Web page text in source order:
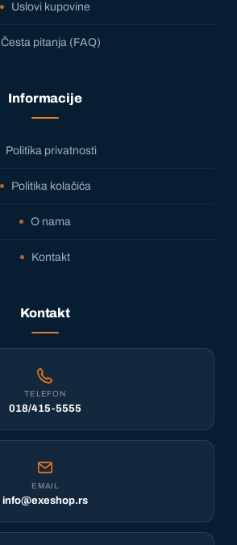
Uslovi kupovine
Česta pitanja (FAQ)
Informacije
Politika privatnosti
Politika kolačića
O nama
Kontakt
Kontakt
TELEFON
018/415-5555
EMAIL
info@exeshop.rs